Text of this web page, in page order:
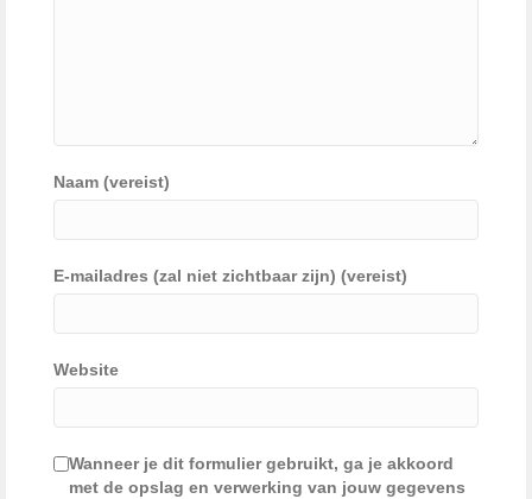
Naam (vereist)
E-mailadres (zal niet zichtbaar zijn) (vereist)
Website
Wanneer je dit formulier gebruikt, ga je akkoord
met de opslag en verwerking van jouw gegevens